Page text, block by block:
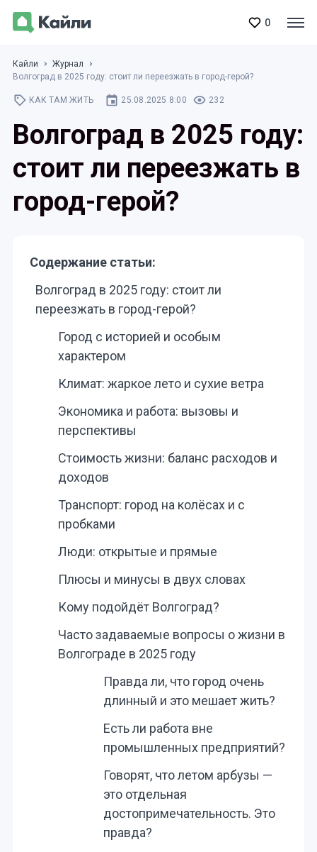
0
Кайли
Журнал
Волгоград в 2025 году: стоит ли переезжать в город-герой?
КАК ТАМ ЖИТЬ 25.08.2025 8:00 232
Волгоград в 2025 году:
стоит ли переезжать в
город-герой?
Содержание статьи:
Волгоград в 2025 году: стоит ли
переезжать в город-герой?
Город с историей и особым
характером
Климат: жаркое лето и сухие ветра
Экономика и работа: вызовы и
перспективы
Стоимость жизни: баланс расходов и
доходов
Транспорт: город на колёсах и с
пробками
Люди: открытые и прямые
Плюсы и минусы в двух словах
Кому подойдёт Волгоград?
Часто задаваемые вопросы о жизни в
Волгограде в 2025 году
Правда ли, что город очень
длинный и это мешает жить?
Есть ли работа вне
промышленных предприятий?
Говорят, что летом арбузы —
это отдельная
достопримечательность. Это
правда?